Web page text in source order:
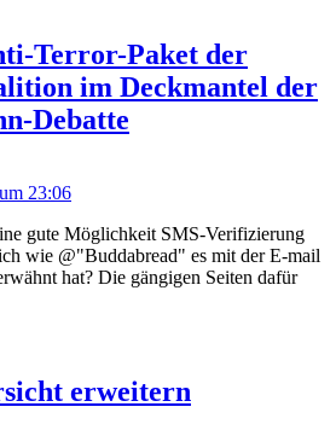
Terror-Paket der
im Deckmantel der
Debatte
23:06
gute Möglichkeit SMS-Verifizierung
wie @"Buddabread" es mit der E-mail
hat? Die gängigen Seiten dafür
erweitern